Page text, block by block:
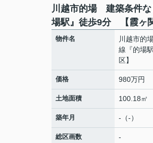
川越市的場 建築条件
場駅』徒歩9分 【霞ヶ
物件名
川越市的
線『的場
区】
価格 980万円
土地面積 100.18㎡
築年月 -（-）
総区画数 -